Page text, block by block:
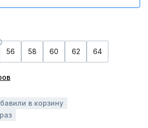
56 58 60 62 64
в корзину